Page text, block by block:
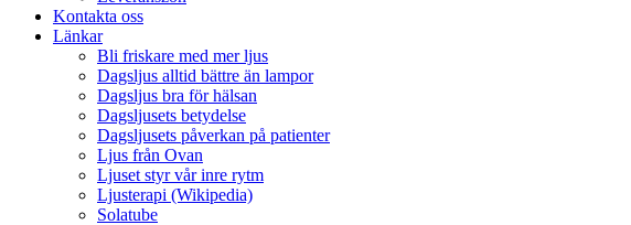
Kontakta oss
Länkar
Bli friskare med mer ljus
Dagsljus alltid bättre än lampor
Dagsljus bra för hälsan
Dagsljusets betydelse
Dagsljusets påverkan på patienter
Ljus från Ovan
Ljuset styr vår inre rytm
Ljusterapi (Wikipedia)
Solatube